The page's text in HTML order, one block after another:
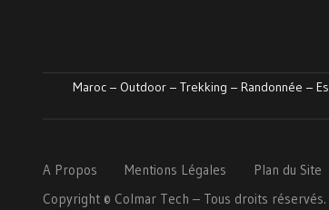
Maroc – Outdoor – Trekking – Randonnée –
A Propos Mentions Légales Plan du Site
Copyright © Colmar Tech – Tous droits réservés.